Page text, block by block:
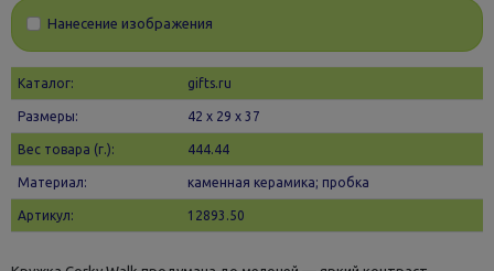
Нанесение изображения
Каталог: gifts.ru
Размеры: 42 х 29 x 37
Вес товара (г.): 444.44
Материал: каменная керамика; пробка
Артикул: 12893.50